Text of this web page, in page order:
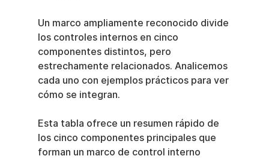
Un marco ampliamente reconocido divide
los controles internos en cinco
componentes distintos, pero
estrechamente relacionados. Analicemos
cada uno con ejemplos prácticos para ver
cómo se integran.
Esta tabla ofrece un resumen rápido de
los cinco componentes principales que
forman un marco de control interno